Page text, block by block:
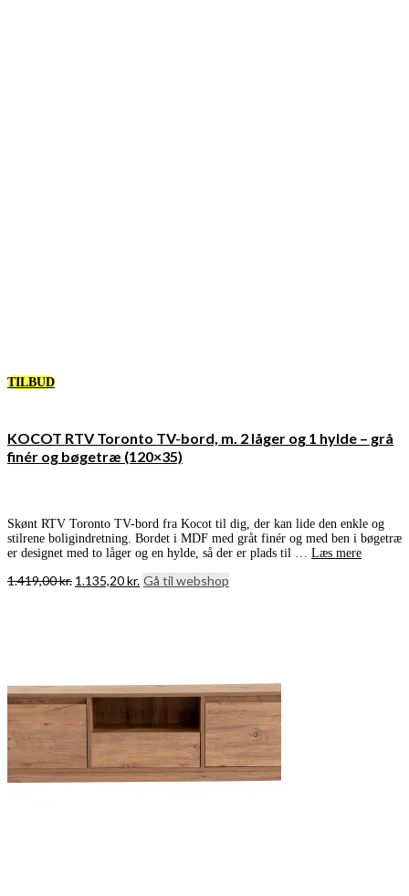
TILBUD
KOCOT RTV Toronto TV-bord, m. 2 låger og 1 hylde – grå
finér og bøgetræ (120×35)
Skønt RTV Toronto TV-bord fra Kocot til dig, der kan lide den enkle og
stilrene boligindretning. Bordet i MDF med gråt finér og med ben i bøgetræ
er designet med to låger og en hylde, så der er plads til … Læs mere
1.419,00kr. Den
1.135,20kr.Den
Gå til webshop